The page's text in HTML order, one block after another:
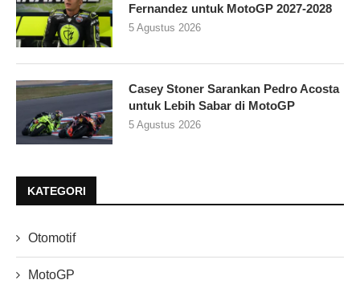
Fernandez untuk MotoGP 2027-2028
5 Agustus 2026
Casey Stoner Sarankan Pedro Acosta
untuk Lebih Sabar di MotoGP
5 Agustus 2026
KATEGORI
Otomotif
MotoGP